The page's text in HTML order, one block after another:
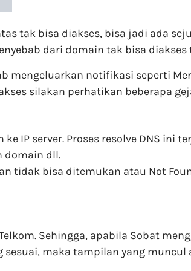
tak bisa diakses, bisa jadi ada
dari domain tak bisa diakses
mengeluarkan notifikasi seperti
silakan perhatikan beberapa
IP server. Proses resolve DNS
domain dll.
tidak bisa ditemukan atau Not
Sehingga, apabila Sobat
sesuai, maka tampilan yang